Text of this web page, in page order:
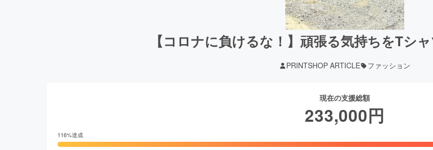
【コロナに負けるな！】頑張る気持ちをTシ
PRINTSHOP ARTICLE ファッション
現在の支援総額
233,000円
116%達成